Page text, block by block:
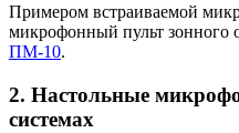
Примером встраиваемой
микрофонный пульт зонного
ПМ-10.
2. Настольные
системах